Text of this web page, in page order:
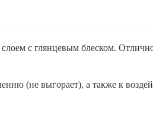
с глянцевым блеском.
(не выгорает), а также к